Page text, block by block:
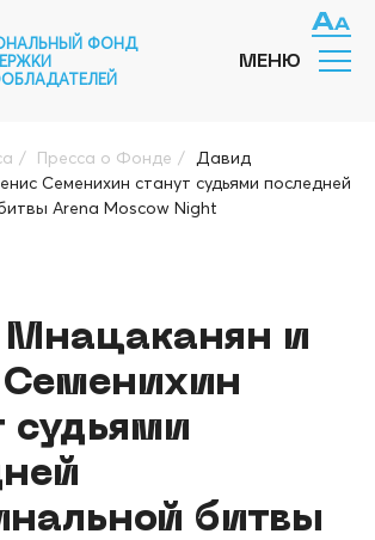
ФОНД
МЕНЮ
/ Пресса о Фонде / Давид
Семенихин станут судьями последней
Arena Moscow Night
и
судьями
битвы